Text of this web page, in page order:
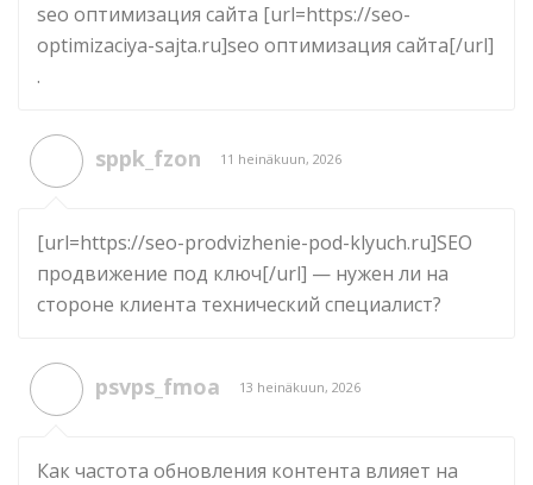
seo оптимизация сайта [url=https://seo-
optimizaciya-sajta.ru]seo оптимизация сайта[/url]
.
sppk_fzon 11 heinäkuun, 2026
[url=https://seo-prodvizhenie-pod-klyuch.ru]SEO
продвижение под ключ[/url] — нужен ли на
стороне клиента технический специалист?
psvps_fmoa 13 heinäkuun, 2026
Как частота обновления контента влияет на